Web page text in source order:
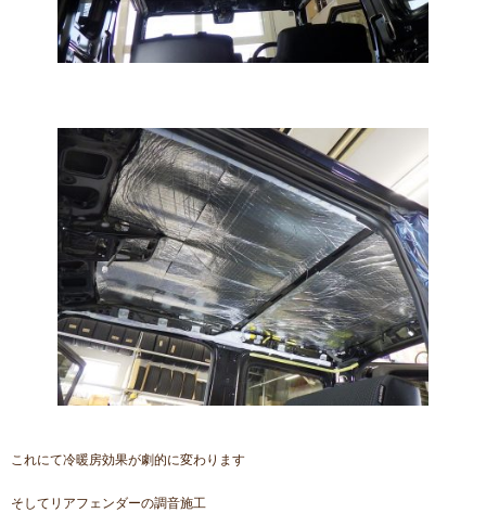
これにて冷暖房効果が劇的に変わります
そしてリアフェンダーの調音施工